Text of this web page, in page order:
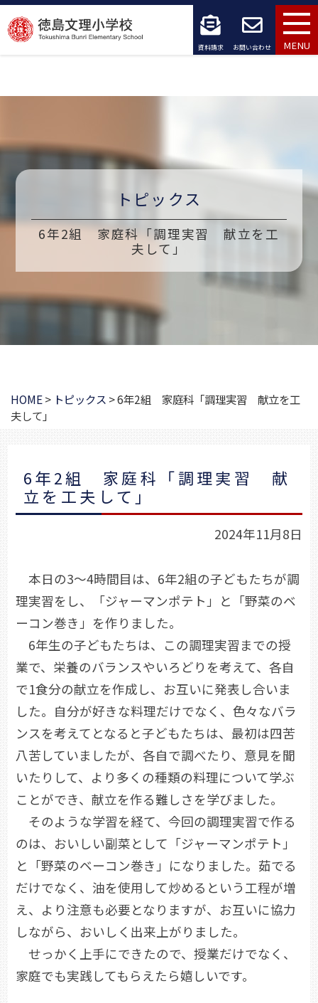
コ
ン
ン
へ
ッ
資料請求 お問い合わせ MENU
トピックス
6年2組 家庭科「調理実習 献立を工
夫して」
HOME> トピックス >6年2組 家庭科「調理実習 献立を工
夫して」
6年2組 家庭科「調理実習 献
立を工夫して」
2024年11月8日
本日の3～4時間目は、6年2組の子どもたちが調
理実習をし、「ジャーマンポテト」と「野菜のベ
ーコン巻き」を作りました。
6年生の子どもたちは、この調理実習までの授
業で、栄養のバランスやいろどりを考えて、各自
で1食分の献立を作成し、お互いに発表し合いま
した。自分が好きな料理だけでなく、色々なバラ
ンスを考えてとなると子どもたちは、最初は四苦
八苦していましたが、各自で調べたり、意見を聞
いたりして、より多くの種類の料理について学ぶ
ことができ、献立を作る難しさを学びました。
そのような学習を経て、今回の調理実習で作る
のは、おいしい副菜として「ジャーマンポテト」
と「野菜のベーコン巻き」になりました。茹でる
だけでなく、油を使用して炒めるという工程が増
え、より注意も必要となりますが、お互いに協力
しながら、おいしく出来上がりました。
せっかく上手にできたので、授業だけでなく、
家庭でも実践してもらえたら嬉しいです。